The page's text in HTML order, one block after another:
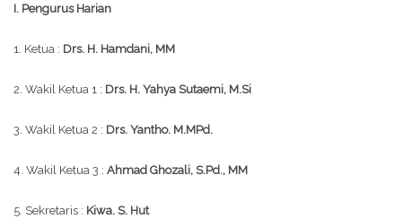
I. Pengurus Harian
1. Ketua : Drs. H. Hamdani, MM
2. Wakil Ketua 1 : Drs. H. Yahya Sutaemi, M.Si
3. Wakil Ketua 2 : Drs. Yantho. M.MPd.
4. Wakil Ketua 3 : Ahmad Ghozali, S.Pd., MM
5. Sekretaris : Kiwa. S. Hut